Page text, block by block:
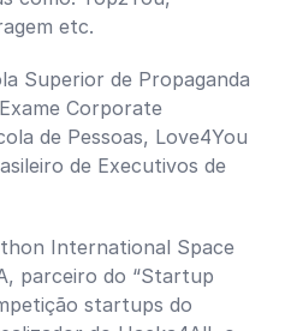
etc.
Superior de Propaganda
Corporate
de Pessoas, Love4You
de Executivos de
International Space
parceiro do “Startup
startups do